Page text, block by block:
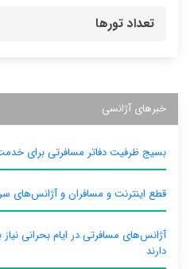
تعداد تورها
خبرهای آژانسی
بسیج ظرفیت دفاتر مسافرتی برای
قطع اینترنت و مسافران و آژانس‌های
آژانس‌های مسافرتی در ایام بحرانی
دارند